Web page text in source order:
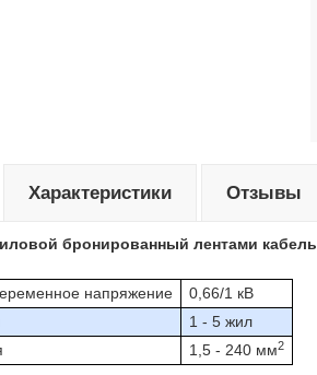
бронированный лентами кабель
напряжение
0,66/1 кВ
1 - 5 жил
1,5 - 240 мм2
Характеристики Отзывы